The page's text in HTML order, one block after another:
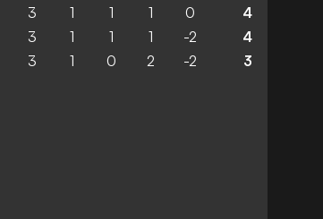
3 1 1 1 0 4
3 1 1 1 -2 4
3 1 0 2 -2 3